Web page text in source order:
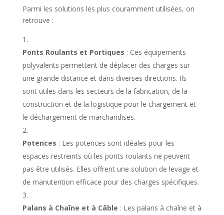
Parmi les solutions les plus couramment utilisées, on
retrouve :
Ponts Roulants et Portiques : Ces équipements
polyvalents permettent de déplacer des charges sur
une grande distance et dans diverses directions. Ils
sont utiles dans les secteurs de la fabrication, de la
construction et de la logistique pour le chargement et
le déchargement de marchandises.
Potences : Les potences sont idéales pour les
espaces restreints où les ponts roulants ne peuvent
pas être utilisés. Elles offrent une solution de levage et
de manutention efficace pour des charges spécifiques.
Palans à Chaîne et à Câble : Les palans à chaîne et à